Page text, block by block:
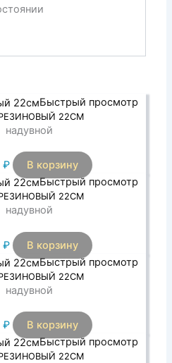
Быстрый просмотр
22СМ
надувной
₽
В корзину
Быстрый просмотр
22СМ
надувной
₽
В корзину
Быстрый просмотр
22СМ
надувной
₽
В корзину
Быстрый просмотр
22СМ